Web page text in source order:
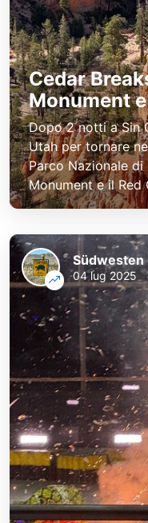
Cedar
Monument
Dopo 2 notti a Sin
Utah per tornare
Parco Nazionale di
Monument e il Red
04 lug 2025